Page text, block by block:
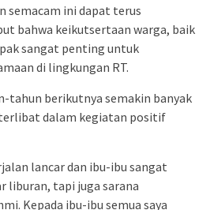
semacam ini dapat terus
bahwa keikutsertaan warga, baik
sangat penting untuk
di lingkungan RT.
tahun berikutnya semakin banyak
dalam kegiatan positif
lancar dan ibu-ibu sangat
liburan, tapi juga sarana
Kepada ibu-ibu semua saya